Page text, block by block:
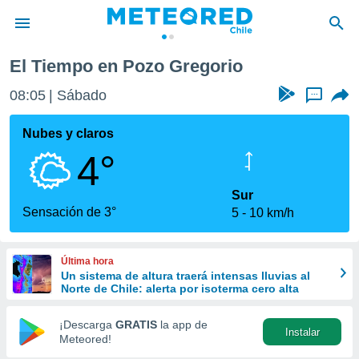
de
por
que se
calidad.
a este
las
y
forma
digital
basada
El Tiempo en Pozo Gregorio
08:05 Sábado ...
Nubes y claros
4°
Sensación de 3°
Sur
5
10 km/h
Última hora
Un sistema de altura traerá intensas lluvias al
Norte de Chile: alerta por isoterma cero alta
¡Descarga GRATIS la app de
Meteored!
Instalar